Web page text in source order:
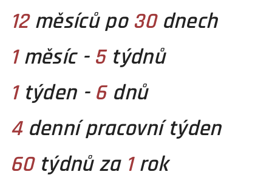
12 měsíců po 30 dnech
1 měsíc - 5týdnů
1 týden - 6dnů
4 denní pracovní týden
60týdnů za 1 rok